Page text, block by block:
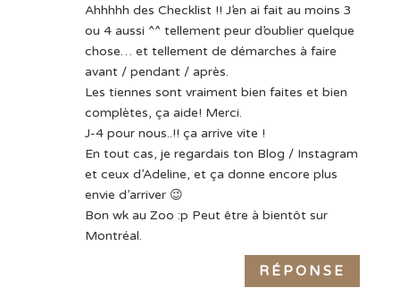
Ahhhhh des Checklist !! J’en ai fait au moins 3
ou 4 aussi ^^ tellement peur d’oublier quelque
chose… et tellement de démarches à faire
avant / pendant / après.
Les tiennes sont vraiment bien faites et bien
complètes, ça aide! Merci.
J-4 pour nous..!! ça arrive vite !
En tout cas, je regardais ton Blog / Instagram
et ceux d’Adeline, et ça donne encore plus
envie d’arriver 😉
Bon wk au Zoo :p Peut être à bientôt sur
Montréal.
RÉPONSE